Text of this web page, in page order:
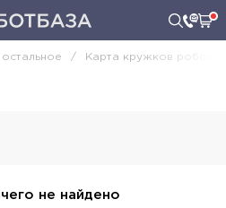
/ Карта кружков
не найдено